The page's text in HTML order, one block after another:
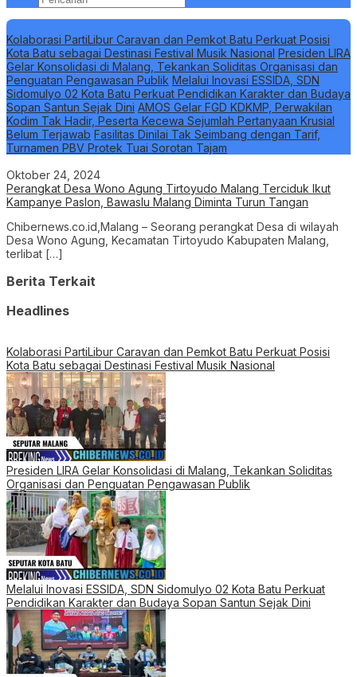
Berita Terbaru
Kolaborasi PartiLibur Caravan dan Pemkot Batu Perkuat Posisi
Kota Batu sebagai Destinasi Festival Musik Nasional Presiden LIRA
Gelar Konsolidasi di Malang, Tekankan Soliditas Organisasi dan
Penguatan Pengawasan Publik Melalui Inovasi ESSIDA, SDN
Sidomulyo 02 Kota Batu Perkuat Pendidikan Karakter dan Budaya
Sopan Santun Sejak Dini AMOS Gelar FGD KDKMP, Perwakilan
Kodim Tak Hadir, Peserta Kecewa Sejumlah Pertanyaan Krusial
Belum Terjawab Fasilitas Dinilai Tak Seimbang dengan Tarif,
Turnamen PBV Protek Tuai Sorotan Tajam
Oktober 24, 2024
Perangkat Desa Wono Agung Tirtoyudo Malang Terciduk Ikut
Kampanye Paslon, Bawaslu Malang Diminta Turun Tangan
Chibernews.co.id,Malang – Seorang perangkat Desa di wilayah
Desa Wono Agung, Kecamatan Tirtoyudo Kabupaten Malang,
terlibat […]
Berita Terkait
Headlines
Kolaborasi PartiLibur Caravan dan Pemkot Batu Perkuat Posisi
Kota Batu sebagai Destinasi Festival Musik Nasional
Presiden LIRA Gelar Konsolidasi di Malang, Tekankan Soliditas
Organisasi dan Penguatan Pengawasan Publik
Melalui Inovasi ESSIDA, SDN Sidomulyo 02 Kota Batu Perkuat
Pendidikan Karakter dan Budaya Sopan Santun Sejak Dini